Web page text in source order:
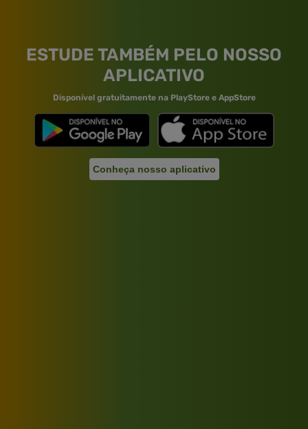
ESTUDE TAMBÉM PELO NOSSO
APLICATIVO
Disponível gratuitamente na PlayStore e AppStore
Conheça nosso aplicativo